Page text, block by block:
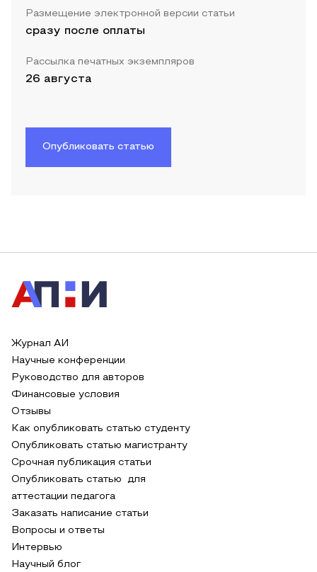
Размещение электронной версии статьи
сразу после оплаты
Рассылка печатных экземпляров
26 августа
Опубликовать статью
Журнал АИ
Научные конференции
Руководство для авторов
Финансовые условия
Отзывы
Как опубликовать статью студенту
Опубликовать статью магистранту
Срочная публикация статьи
Опубликовать статью для
аттестации педагога
Заказать написание статьи
Вопросы и ответы
Интервью
Научный блог